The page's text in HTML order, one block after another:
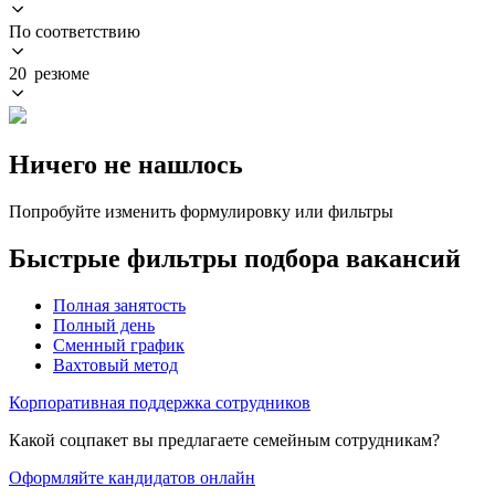
По соответствию
20 резюме
Ничего не нашлось
Попробуйте изменить формулировку или фильтры
Быстрые фильтры подбора вакансий
Полная занятость
Полный день
Сменный график
Вахтовый метод
Корпоративная поддержка сотрудников
Какой соцпакет вы предлагаете семейным сотрудникам?
Оформляйте кандидатов онлайн